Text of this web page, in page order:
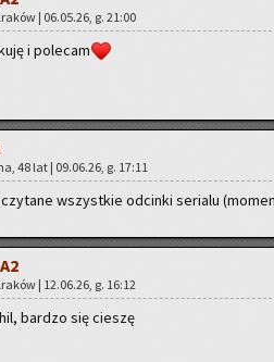
| 06.05.26, g. 21:00
i po­le­cam
48 lat | 09.06.26, g. 17:11
wszyst­kie od­cin­ki se­ria­lu
| 12.06.26, g. 16:12
bar­dzo się cie­szę